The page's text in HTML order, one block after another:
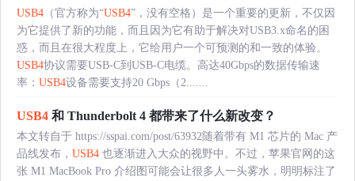
USB4 （官方称为“USB4”，没有空格）是一个重要的更新，不仅因
为它提供了新的功能，而且因为它有助于解决对USB3.x命名的困
惑，而且在很大程度上，它给用户一个可预测的和一致的体验。
USB4协议需要USB-C到USB-C电缆。高达40Gbps的数据传输速
率： USB4设备需要支持20 Gbps（2.......
USB4 和 Thunderbolt 4 都带来了什么新改变？
本文转自于 https://sspai.com/post/63932随着带有 M1 芯片的 Mac 产
品线发布， USB4 也逐渐进入大众的视野中。不过，苹果官网的这
张 M1 MacBook Pro 介绍图可能会让很多人一头雾水，明明标注了